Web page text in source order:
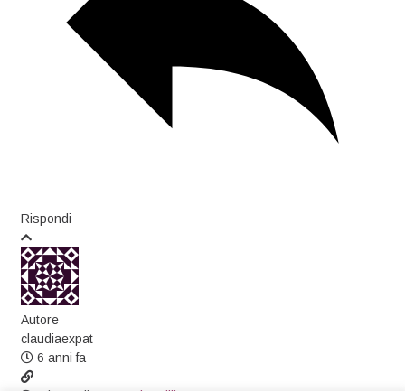
Rispondi
Autore
claudiaexpat
6 anni fa